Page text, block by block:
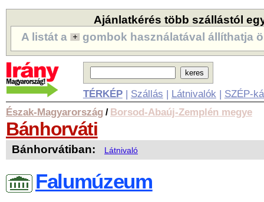
Ajánlatkérés több szállástól
A listát a
gombok használatával állíthatja
TÉRKÉP| Szállás | Látnivalók | SZÉP-
Észak-Magyarország / Borsod-Abaúj-Zemplén megye
Bánhorváti
Bánhorvátiban: Látnivaló
Falumúzeum